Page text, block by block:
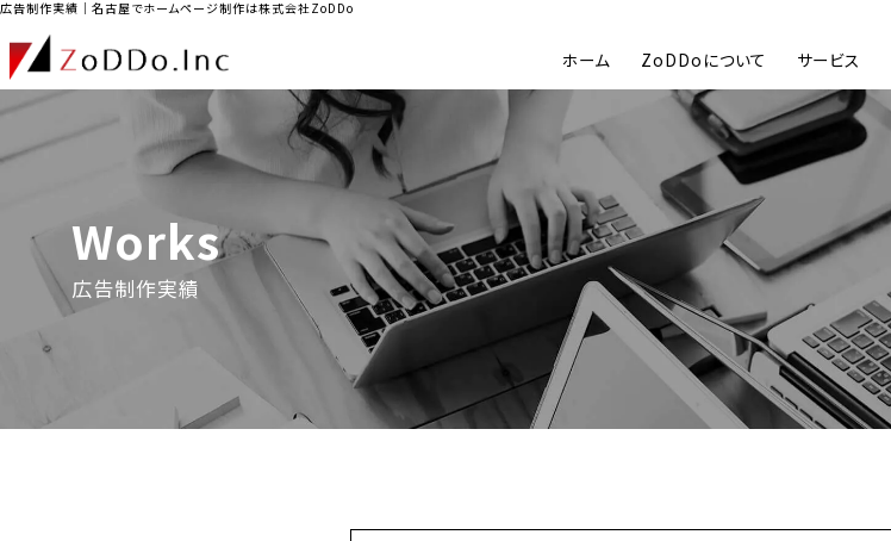
広告制作実績｜名古屋でホームページ制作は株式会社ZoDDo
ホーム ZoDDoについて サービス
Works
広告制作実績